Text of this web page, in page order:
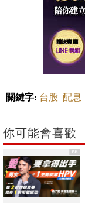
關鍵字: 台股 配息
你可能會喜歡
PR